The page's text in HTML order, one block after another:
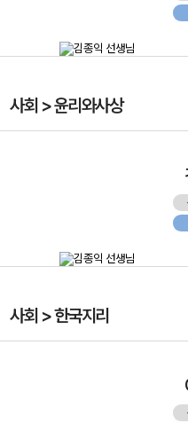
사회 > 윤리와사상
사회 > 한국지리